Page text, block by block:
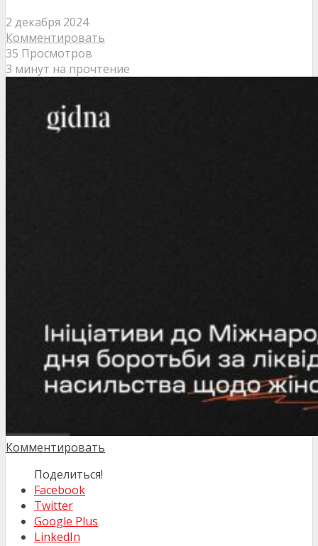
2 декабря 2024
Комментировать
35 Просмотров
3 минут на прочтение
Комментировать
Поделиться!
Facebook
Twitter
Google Plus
LinkedIn